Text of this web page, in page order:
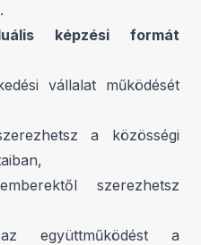
képzési formát
vállalat működését
a közösségi
szerezhetsz
együttműködést a